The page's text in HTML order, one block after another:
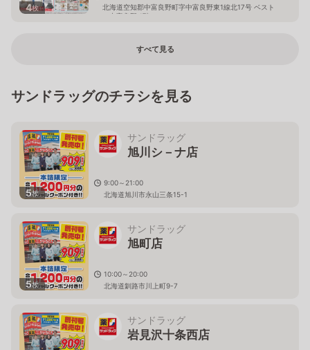
4枚
北海道空知郡中富良野町字中富良野東1線北17号 ベスト
ム中富良野 1階
すべて見る
サンドラッグのチラシを見る
5枚
サンドラッグ
旭川シ－ナ店
9:00～21:00
北海道旭川市永山三条15-1
5枚
サンドラッグ
旭町店
10:00～20:00
北海道釧路市川上町9-7
サンドラッグ
岩見沢十条西店